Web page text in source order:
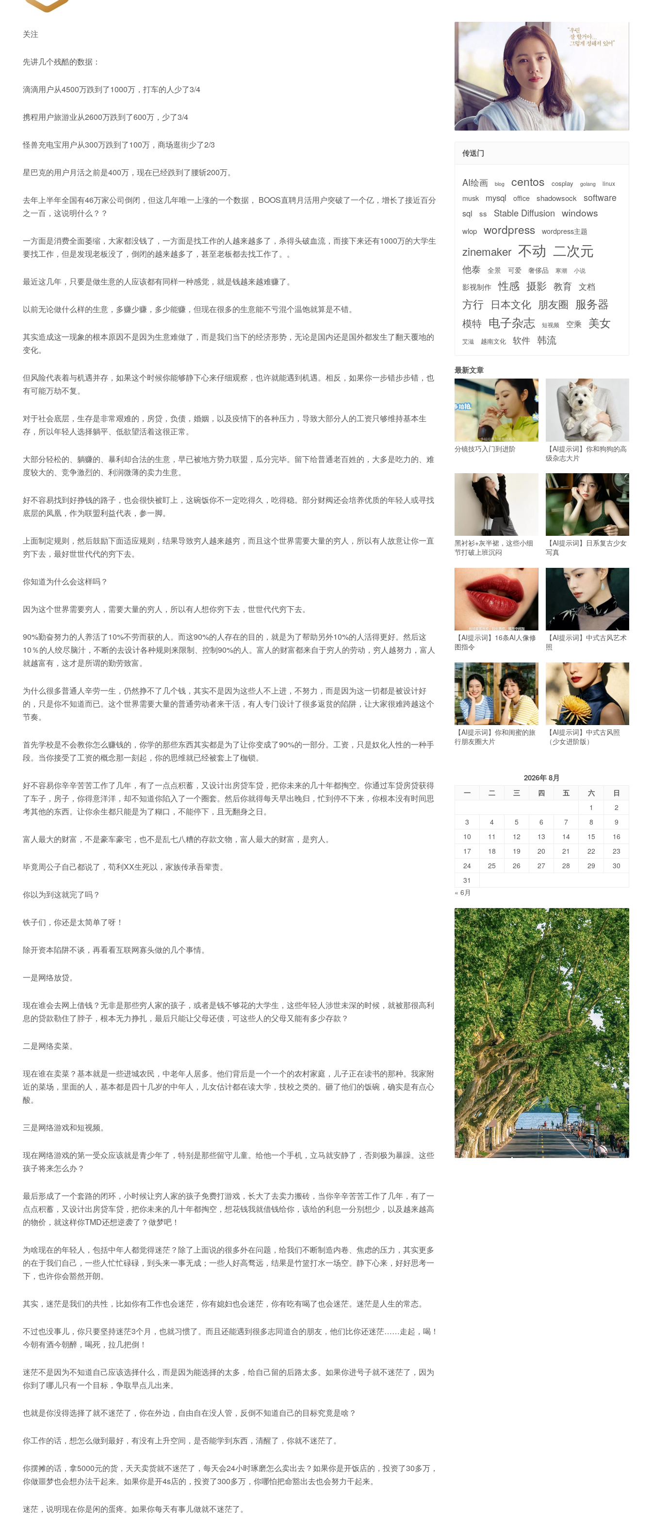
关注
先讲几个残酷的数据：
滴滴用户从4500万跌到了1000万，打车的人少了3/4
携程用户旅游业从2600万跌到了600万，少了3/4
怪兽充电宝用户从300万跌到了100万，商场逛街少了2/3
星巴克的用户月活之前是400万，现在已经跌到了腰斩200万。
去年上半年全国有46万家公司倒闭，但这几年唯一上涨的一个数据， BOOS直聘月活用户突破了一个亿，增长了接近百分
之一百，这说明什么？？
一方面是消费全面萎缩，大家都没钱了，一方面是找工作的人越来越多了，杀得头破血流，而接下来还有1000万的大学生
要找工作，但是发现老板没了，倒闭的越来越多了，甚至老板都去找工作了。。
最近这几年，只要是做生意的人应该都有同样一种感觉，就是钱越来越难赚了。
以前无论做什么样的生意，多赚少赚，多少能赚，但现在很多的生意能不亏混个温饱就算是不错。
其实造成这一现象的根本原因不是因为生意难做了，而是我们当下的经济形势，无论是国内还是国外都发生了翻天覆地的
变化。
但风险代表着与机遇并存，如果这个时候你能够静下心来仔细观察，也许就能遇到机遇。相反，如果你一步错步步错，也
有可能万劫不复。
对于社会底层，生存是非常艰难的，房贷，负债，婚姻，以及疫情下的各种压力，导致大部分人的工资只够维持基本生
存，所以年轻人选择躺平、低欲望活着这很正常。
大部分轻松的、躺赚的、暴利却合法的生意，早已被地方势力联盟，瓜分完毕。留下给普通老百姓的，大多是吃力的、难
度较大的、竞争激烈的、利润微薄的卖力生意。
好不容易找到好挣钱的路子，也会很快被盯上，这碗饭你不一定吃得久，吃得稳。部分财阀还会培养优质的年轻人或寻找
底层的凤凰，作为联盟利益代表，参一脚。
上面制定规则，然后鼓励下面适应规则，结果导致穷人越来越穷，而且这个世界需要大量的穷人，所以有人故意让你一直
穷下去，最好世世代代的穷下去。
你知道为什么会这样吗？
因为这个世界需要穷人，需要大量的穷人，所以有人想你穷下去，世世代代穷下去。
90%勤奋努力的人养活了10%不劳而获的人。而这90%的人存在的目的，就是为了帮助另外10%的人活得更好。然后这
10％的人绞尽脑汁，不断的去设计各种规则来限制、控制90%的人。富人的财富都来自于穷人的劳动，穷人越努力，富人
就越富有，这才是所谓的勤劳致富。
为什么很多普通人辛劳一生，仍然挣不了几个钱，其实不是因为这些人不上进，不努力，而是因为这一切都是被设计好
的，只是你不知道而已。这个世界需要大量的普通劳动者来干活，有人专门设计了很多返贫的陷阱，让大家很难跨越这个
节奏。
首先学校是不会教你怎么赚钱的，你学的那些东西其实都是为了让你变成了90%的一部分。工资，只是奴化人性的一种手
段。当你接受了工资的概念那一刻起，你的思维就已经被套上了枷锁。
好不容易你辛辛苦苦工作了几年，有了一点点积蓄，又设计出房贷车贷，把你未来的几十年都掏空。你通过车贷房贷获得
了车子，房子，你得意洋洋，却不知道你陷入了一个圈套。然后你就得每天早出晚归，忙到停不下来，你根本没有时间思
考其他的东西。让你余生都只能是为了糊口，不能停下，且无翻身之日。
富人最大的财富，不是豪车豪宅，也不是乱七八糟的存款文物，富人最大的财富，是穷人。
毕竟周公子自己都说了，苟利XX生死以，家族传承吾辈责。
你以为到这就完了吗？
铁子们，你还是太简单了呀！
除开资本陷阱不谈，再看看互联网寡头做的几个事情。
一是网络放贷。
现在谁会去网上借钱？无非是那些穷人家的孩子，或者是钱不够花的大学生，这些年轻人涉世未深的时候，就被那很高利
息的贷款勒住了脖子，根本无力挣扎，最后只能让父母还债，可这些人的父母又能有多少存款？
二是网络卖菜。
现在谁在卖菜？基本就是一些进城农民，中老年人居多。他们背后是一个一个的农村家庭，儿子正在读书的那种。我家附
近的菜场，里面的人，基本都是四十几岁的中年人，儿女估计都在读大学，技校之类的。砸了他们的饭碗，确实是有点心
酸。
三是网络游戏和短视频。
现在网络游戏的第一受众应该就是青少年了，特别是那些留守儿童。给他一个手机，立马就安静了，否则极为暴躁。这些
孩子将来怎么办？
最后形成了一个套路的闭环，小时候让穷人家的孩子免费打游戏，长大了去卖力搬砖，当你辛辛苦苦工作了几年，有了一
点点积蓄，又设计出房贷车贷，把你未来的几十年都掏空，想花钱我就借钱给你，该给的利息一分别想少，以及越来越高
的物价，就这样你TMD还想逆袭了？做梦吧！
为啥现在的年轻人，包括中年人都觉得迷茫？除了上面说的很多外在问题，给我们不断制造内卷、焦虑的压力，其实更多
的在于我们自己，一些人忙忙碌碌，到头来一事无成；一些人好高骛远，结果是竹篮打水一场空。静下心来，好好思考一
下，也许你会豁然开朗。
其实，迷茫是我们的共性，比如你有工作也会迷茫，你有媳妇也会迷茫，你有吃有喝了也会迷茫。迷茫是人生的常态。
不过也没事儿，你只要坚持迷茫3个月，也就习惯了。而且还能遇到很多志同道合的朋友，他们比你还迷茫……走起，喝！
今朝有酒今朝醉，喝死，拉几把倒！
迷茫不是因为不知道自己应该选择什么，而是因为能选择的太多，给自己留的后路太多。如果你进号子就不迷茫了，因为
你到了哪儿只有一个目标，争取早点儿出来。
也就是你没得选择了就不迷茫了，你在外边，自由自在没人管，反倒不知道自己的目标究竟是啥？
你工作的话，想怎么做到最好，有没有上升空间，是否能学到东西，清醒了，你就不迷茫了。
你摆摊的话，拿5000元的货，天天卖货就不迷茫了，每天会24小时琢磨怎么卖出去？如果你是开饭店的，投资了30多万，
你做噩梦也会想办法干起来。如果你是开4s店的，投资了300多万，你哪怕把命豁出去也会努力干起来。
迷茫，说明现在你是闲的蛋疼。如果你每天有事儿做就不迷茫了。
传送门
AI绘画 blog centos cosplay golang linux
musk mysql office shadowsock software
sql ss Stable Diffusion windows
wlop wordpress wordpress主题
zinemaker 不动 二次元
他泰 全景 可爱 奢侈品 寒潮 小说
影视制作 性感 摄影 教育 文档
方行 日本文化 朋友圈 服务器
模特 电子杂志 短视频 空乘 美女
艾滋 越南文化 软件 韩流
最新文章
分镜技巧入门到进阶
【AI提示词】你和狗狗的高
级杂志大片
黑衬衫+灰半裙，这些小细
节打破上班沉闷
【AI提示词】日系复古少女
写真
【AI提示词】16条AI人像修
图指令
【AI提示词】中式古风艺术
照
【AI提示词】你和闺蜜的旅
行朋友圈大片
【AI提示词】中式古风照
（少女进阶版）
2026年 8月
一 二 三 四 五 六
日
1
2
3
4 5 6 7 8
9
10
11 12 13 14 15
16
17
18 19 20 21 22
23
24
25 26 27 28 29
30
31
« 6月